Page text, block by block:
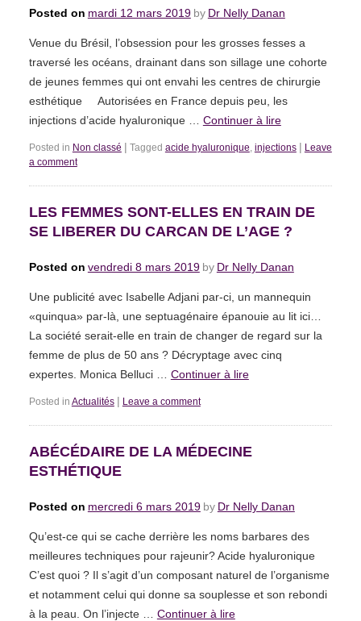
Posted on mardi 12 mars 2019 by Dr Nelly Danan
Venue du Brésil, l’obsession pour les grosses fesses a
traversé les océans, drainant dans son sillage une cohorte
de jeunes femmes qui ont envahi les centres de chirurgie
esthétique Autorisées en France depuis peu, les
injections d’acide hyaluronique … Continuer à lire
Posted in Non classé | Tagged acide hyaluronique, injections | Leave
a comment
LES FEMMES SONT-ELLES EN TRAIN DE
SE LIBERER DU CARCAN DE L’AGE ?
Posted on vendredi 8 mars 2019 by Dr Nelly Danan
Une publicité avec Isabelle Adjani par-ci, un mannequin
«quinqua» par-là, une septuagénaire épanouie au lit ici…
La société serait-elle en train de changer de regard sur la
femme de plus de 50 ans ? Décryptage avec cinq
expertes. Monica Belluci … Continuer à lire
Posted in Actualités | Leave a comment
ABÉCÉDAIRE DE LA MÉDECINE
ESTHÉTIQUE
Posted on mercredi 6 mars 2019 by Dr Nelly Danan
Qu’est-ce qui se cache derrière les noms barbares des
meilleures techniques pour rajeunir? Acide hyaluronique
C’est quoi ? Il s’agit d’un composant naturel de l’organisme
et notamment celui qui donne sa souplesse et son rebondi
à la peau. On l’injecte … Continuer à lire